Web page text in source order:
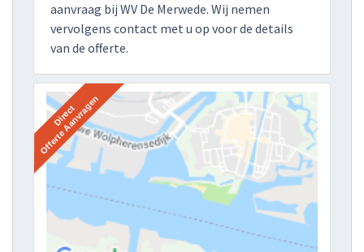
aanvraag bij WV De Merwede. Wij nemen
vervolgens contact met u op voor de details
van de offerte.